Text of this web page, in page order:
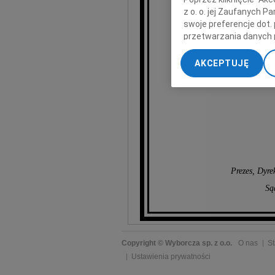
Prezes,
Copyright © Wyborcza sp. z o.o. O nas
Ustawienia prywatności
z o. o. jej Zaufanych
swoje preferencje dot.
przetwarzania danych
„Ustawienia
My, nasi Zaufani
dokładnych danych
Przechowywanie
treści, badnie
AKCEPTUJĘ